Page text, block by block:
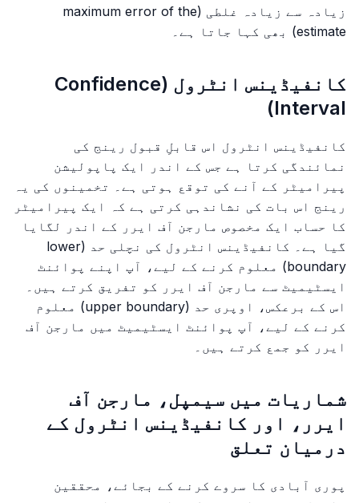
زیادہ سے زیادہ غلطی (maximum error of the
estimate) بھی کہا جاتا ہے۔
کانفیڈینس انٹرول (Confidence
Interval)
کانفیڈینس انٹرول اس قابلِ قبول رینج کی
نمائندگی کرتا ہے جس کے اندر ایک پاپولیشن
پیرامیٹر کے آنے کی توقع ہوتی ہے۔ تخمینوں کی یہ
رینج اس بات کی نشاندہی کرتی ہے کہ ایک پیرامیٹر
کا حساب ایک مخصوص مارجن آف ایرر کے اندر لگایا
گیا ہے۔ کانفیڈینس انٹرول کی نچلی حد (lower
boundary) معلوم کرنے کے لیے، آپ اپنے پوائنٹ
ایسٹیمیٹ سے مارجن آف ایرر کو تفریق کرتے ہیں۔
اس کے برعکس، اوپری حد (upper boundary) معلوم
کرنے کے لیے، آپ پوائنٹ ایسٹیمیٹ میں مارجن آف
ایرر کو جمع کرتے ہیں۔
شماریات میں سیمپل، مارجن آف
ایرر، اور کانفیڈینس انٹرول کے
درمیان تعلق
پوری آبادی کا سروے کرنے کے بجائے، محققین